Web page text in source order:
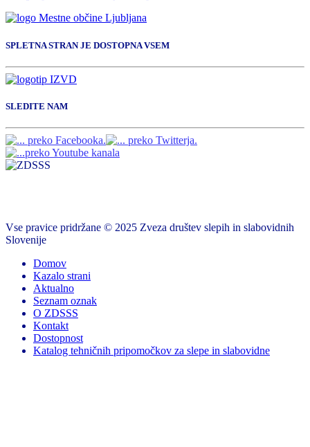
SPLETNA STRAN JE DOSTOPNA VSEM
SLEDITE NAM
Vse pravice pridržane © 2025 Zveza društev slepih in slabovidnih
Slovenije
Domov
Kazalo strani
Aktualno
Seznam oznak
O ZDSSS
Kontakt
Dostopnost
Katalog tehničnih pripomočkov za slepe in slabovidne